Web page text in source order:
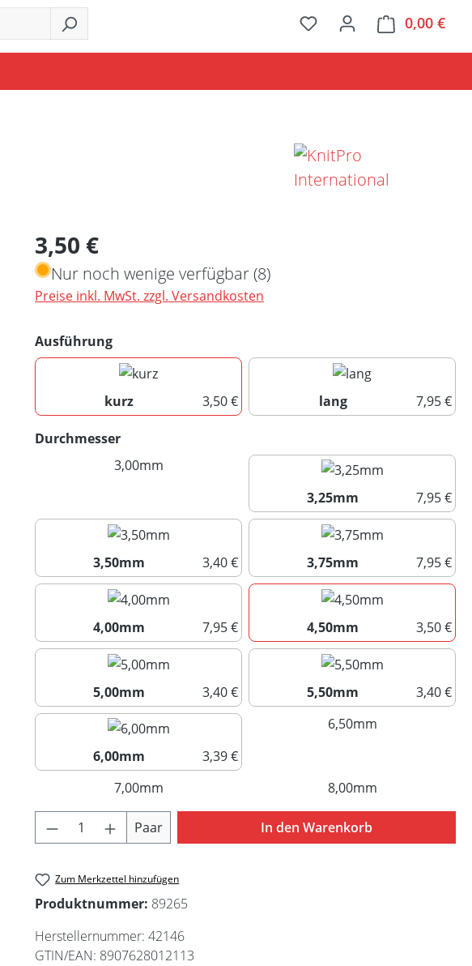
0,00 €
Regulärer Preis:
3,50 €
Nur noch wenige verfügbar (8)
Preise inkl. MwSt. zzgl. Versandkosten
Ausführungauswählen
kurz
3,50 €
lang
7,95 €
Durchmesserauswählen
3,00mm(Diese Option ist zurzeit nicht verfügbar.)
3,25mm
7,95 €
3,25mm
3,50mm
3,40 €
3,50mm
3,75mm
7,95 €
3,75mm
4,00mm
7,95 €
4,00mm
4,50mm
3,50 €
4,50mm
5,00mm
3,40 €
5,00mm
5,50mm
3,40 €
5,50mm
6,00mm
3,39 €
6,00mm
6,50mm(Diese Option
7,00mm(Diese Option ist zurzeit nicht verfügbar.)
8,00mm(Diese Option
Produkt Anzahl: Gib den gewünschten Wert ein
Paar In den Warenkorb
Zum Merkzettel hinzufügen
Produktnummer: 89265
Herstellernummer: 42146
GTIN/EAN: 8907628012113